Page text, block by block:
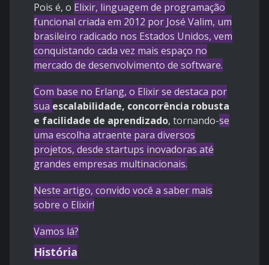
Pois é, o Elixir, linguagem de programação
funcional criada em 2012 por José Valim, um
brasileiro radicado nos Estados Unidos, vem
conquistando cada vez mais espaço no
mercado de desenvolvimento de software.
Com base no Erlang, o Elixir se destaca por
sua escalabilidade, concorrência robusta
e facilidade de aprendizado, tornando-se
uma escolha atraente para diversos
projetos, desde startups inovadoras até
grandes empresas multinacionais.
Neste artigo, convido você a saber mais
sobre o Elixir!
Vamos lá?
História